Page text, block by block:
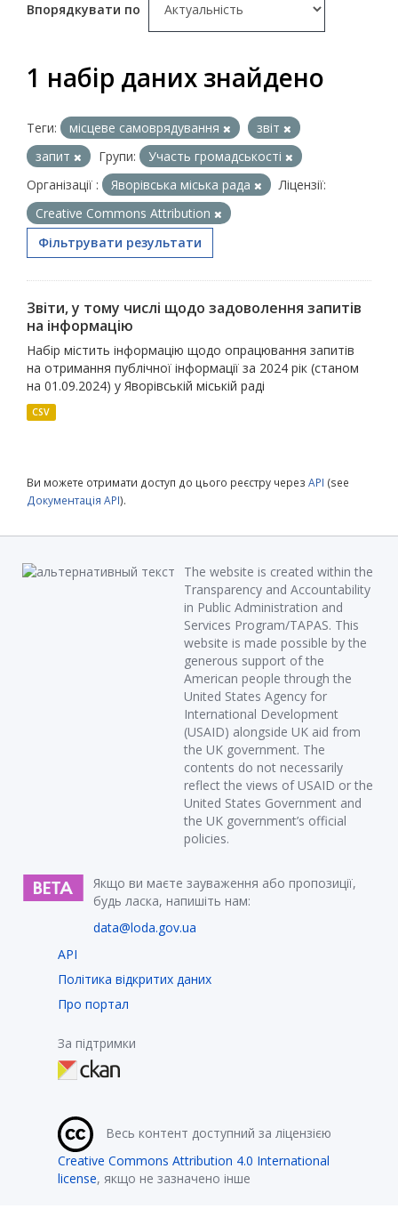
Впорядкувати по
1 набір даних знайдено
Теги: місцеве самоврядування
звіт
запит
Групи:
Участь громадськості
Організації :
Яворівська міська рада
Ліцензії:
Creative Commons Attribution
Фільтрувати результати
Звіти, у тому числі щодо задоволення запитів
на інформацію
Набір містить інформацію щодо опрацювання запитів
на отримання публічної інформації за 2024 рік (станом
на 01.09.2024) у Яворівській міській раді
CSV
Ви можете отримати доступ до цього реєстру через API (see
Документація API).
The website is created within the
Transparency and Accountability
in Public Administration and
Services Program/TAPAS. This
website is made possible by the
generous support of the
American people through the
United States Agency for
International Development
(USAID) alongside UK aid from
the UK government. The
contents do not necessarily
reflect the views of USAID or the
United States Government and
the UK government’s official
policies.
Якщо ви маєте зауваження або пропозиції,
будь ласка, напишіть нам:
data@loda.gov.ua
API
Політика відкритих даних
Про портал
За підтримки
Весь контент доступний за ліцензією
Creative Commons Attribution 4.0 International
license, якщо не зазначено інше